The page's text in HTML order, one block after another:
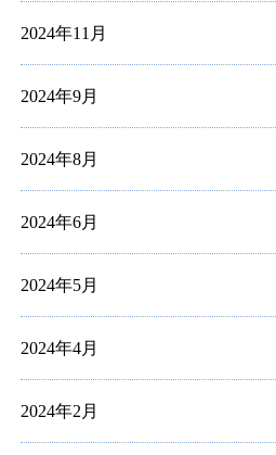
2024年11月
2024年9月
2024年8月
2024年6月
2024年5月
2024年4月
2024年2月